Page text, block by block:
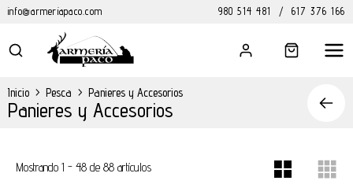
info@armeriapaco.com 980 514 481 / 617 376 166
Inicio > Pesca > Panieres y Accesorios
Panieres y Accesorios
Mostrando 1 - 48 de 88 artículos